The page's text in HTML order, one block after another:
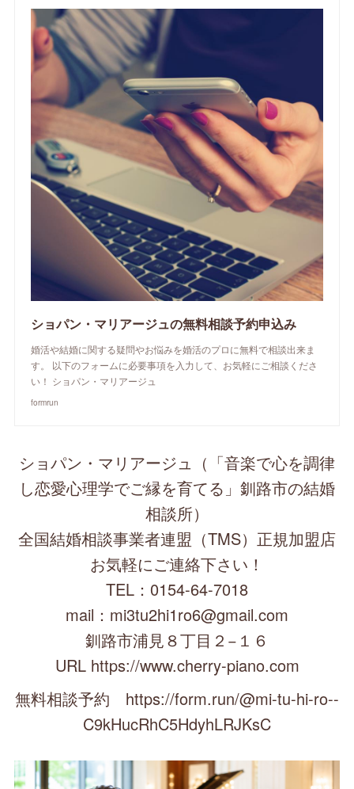
ショパン・マリアージュの無料相談予約申込み
婚活や結婚に関する疑問やお悩みを婚活のプロに無料で相談出来ま
す。 以下のフォームに必要事項を入力して、お気軽にご相談くださ
い！ ショパン・マリアージュ
formrun
ショパン・マリアージュ（「音楽で心を調律
し恋愛心理学でご縁を育てる」釧路市の結婚
相談所）
全国結婚相談事業者連盟（TMS）正規加盟店
お気軽にご連絡下さい！
TEL：0154-64-7018
mail：mi3tu2hi1ro6@gmail.com
釧路市浦見８丁目２−１６
URL https://www.cherry-piano.com
無料相談予約 https://form.run/@mi-tu-hi-ro--
C9kHucRhC5HdyhLRJKsC